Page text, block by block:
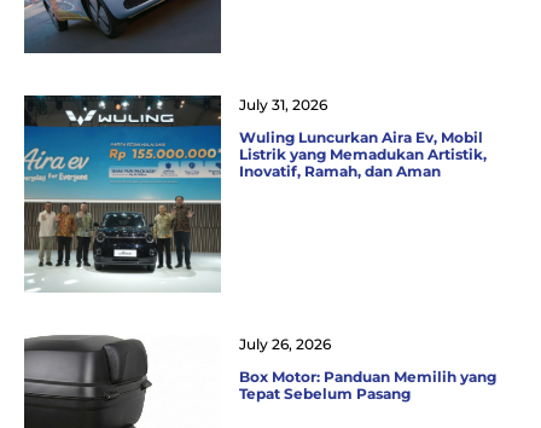
Wuling Luncurkan Aira Ev, Mobil
Listrik yang Memadukan Artistik,
Inovatif, Ramah, dan Aman
July 31, 2026
Box Motor: Panduan Memilih yang
Tepat Sebelum Pasang
July 26, 2026